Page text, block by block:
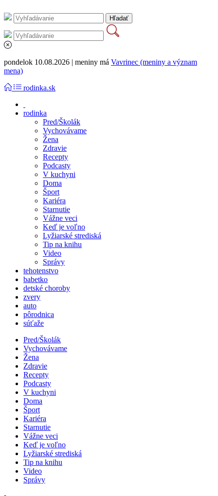
pondelok 10.08.2026 | meniny má Vavrinec (meniny a význam
mena)
rodinka.sk
rodinka
Pred/Školák
Vychovávame
Žena
Zdravie
Recepty
Podcasty
V kuchyni
Doma
Šport
Kariéra
Starnutie
Vážne veci
Keď je voľno
Lyžiarské strediská
Tip na knihu
Video
Správy
tehotenstvo
babetko
detské choroby
zvery
auto
pôrodnica
súťaže
Pred/Školák
Vychovávame
Žena
Zdravie
Recepty
Podcasty
V kuchyni
Doma
Šport
Kariéra
Starnutie
Vážne veci
Keď je voľno
Lyžiarské strediská
Tip na knihu
Video
Správy